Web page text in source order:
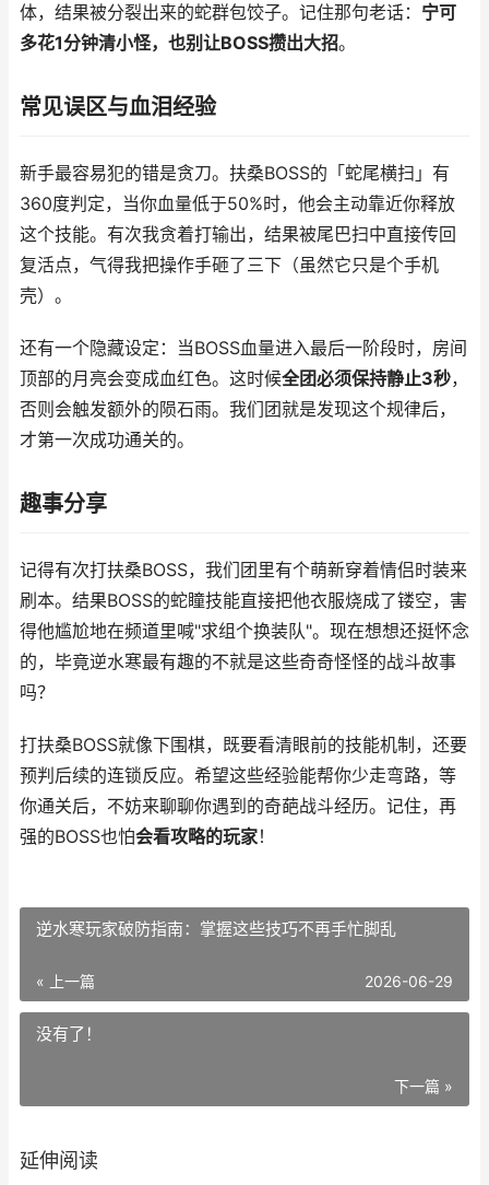
体，结果被分裂出来的蛇群包饺子。记住那句老话： 宁可
多花1分钟清小怪，也别让BOSS攒出大招。
常见误区与血泪经验
新手最容易犯的错是贪刀。扶桑BOSS的「蛇尾横扫」有
360度判定，当你血量低于50%时，他会主动靠近你释放
这个技能。有次我贪着打输出，结果被尾巴扫中直接传回
复活点，气得我把操作手砸了三下（虽然它只是个手机
壳）。
还有一个隐藏设定：当BOSS血量进入最后一阶段时，房间
顶部的月亮会变成血红色。这时候全团必须保持静止3秒，
否则会触发额外的陨石雨。我们团就是发现这个规律后，
才第一次成功通关的。
趣事分享
记得有次打扶桑BOSS，我们团里有个萌新穿着情侣时装来
刷本。结果BOSS的蛇瞳技能直接把他衣服烧成了镂空，害
得他尴尬地在频道里喊"求组个换装队"。现在想想还挺怀念
的，毕竟逆水寒最有趣的不就是这些奇奇怪怪的战斗故事
吗？
打扶桑BOSS就像下围棋，既要看清眼前的技能机制，还要
预判后续的连锁反应。希望这些经验能帮你少走弯路，等
你通关后，不妨来聊聊你遇到的奇葩战斗经历。记住，再
强的BOSS也怕会看攻略的玩家！
逆水寒玩家破防指南：掌握这些技巧不再手忙脚乱
« 上一篇 2026-06-29
没有了！
下一篇 »
延伸阅读